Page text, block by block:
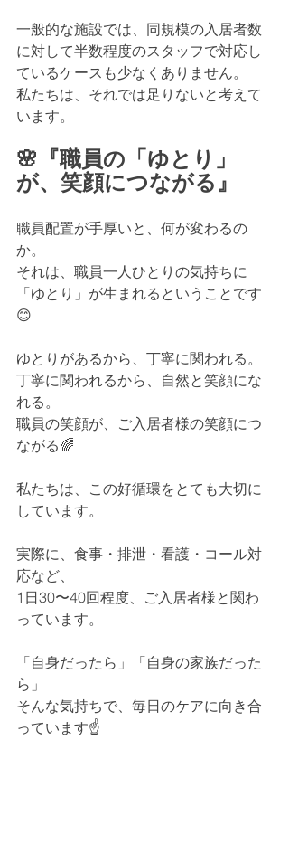
一般的な施設では、同規模の入居者数
に対して半数程度のスタッフで対応し
ているケースも少なくありません。
私たちは、それでは足りないと考えて
います。
🌸『職員の「ゆとり」
が、笑顔につながる』
職員配置が手厚いと、何が変わるの
か。
それは、職員一人ひとりの気持ちに
「ゆとり」が生まれるということです
😊
ゆとりがあるから、丁寧に関われる。
丁寧に関われるから、自然と笑顔にな
れる。
職員の笑顔が、ご入居者様の笑顔につ
ながる🌈
私たちは、この好循環をとても大切に
しています。
実際に、食事・排泄・看護・コール対
応など、
1日30〜40回程度、ご入居者様と関わ
っています。
「自身だったら」「自身の家族だった
ら」
そんな気持ちで、毎日のケアに向き合
っています☝️